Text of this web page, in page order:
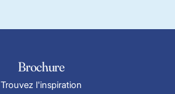
Brochure
Trouvez l'inspiration